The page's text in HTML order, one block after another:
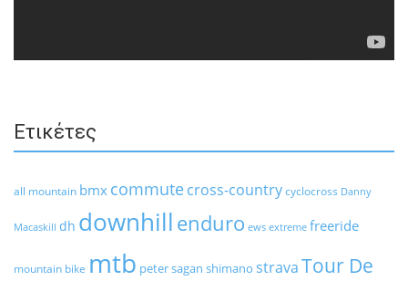
Ετικέτες
all mountain bmx commutecross-countrycyclocross Danny
Macaskill dh downhill enduro ews extreme freeride
mountain bike mtb peter sagan shimano stravaTour De